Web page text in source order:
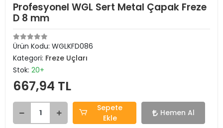
Profesyonel WGL Sert Metal Çapak Freze
D 8 mm
Ürün Kodu: WGLKFD086
Kategori: Freze Uçları
Stok: 20+
667,94 TL
Sepete
Ekle
Hemen Al